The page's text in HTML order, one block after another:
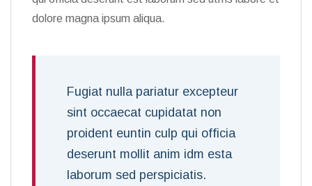
dolore magna ipsum aliqua.
Fugiat nulla pariatur excepteur
sint occaecat cupidatat non
proident euntin culp qui officia
deserunt mollit anim idm esta
laborum sed perspiciatis.